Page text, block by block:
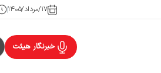
۱۷/مرداد/۱۴۰۵
خبرنگار هیئت